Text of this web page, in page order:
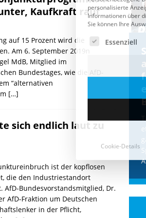
Kaufkraft rauf
auf 15 Prozent wird die
Am 6. September 2019n
MdB, Mitglied im
Bundestages, wie die AfD-
“alternativen
[…]
sich endlich laut zu
ist der kopflosen
die den Industriestandort
AfD-Bundesvorstandsmitglied, Dr.
AfD-Fraktion um Deutschen
in der Pflicht,
& Ampel wollen nach
wieder Afghanen
Zeit für ein
wegen der von Afghanen
Cookie-Details